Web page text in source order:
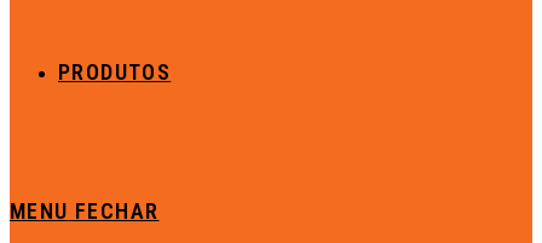
PRODUTOS
MENU FECHAR